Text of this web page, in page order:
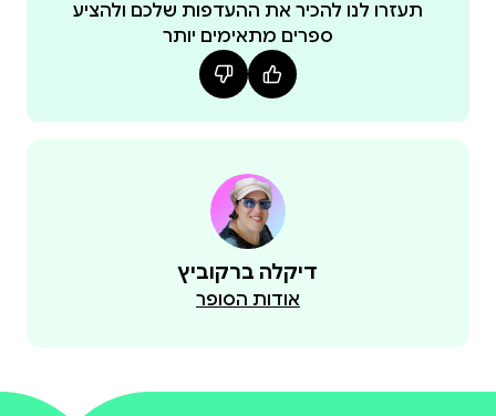
💖 Special Deal 💖
Grab the whole set at a sweet price – only here
התמונות בצד הן מתוך הספר בכריכה קשה.
The images on the side are from the Hardcover
דיגיטלית ,
תעזרו לנו להכיר את ההעדפות שלכם ולהציע
ספרים מתאימים יותר
דיקלה ברקוביץ
אודות הסופר